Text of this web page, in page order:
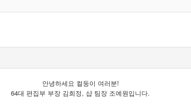
안녕하세요 컬둥이 여러분!
64대 편집부 부장 김희정, 샵 팀장 조예원입니다.